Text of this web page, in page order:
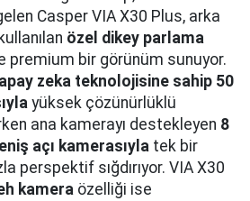
Casper VIA X30 Plus, arka
özel dikey parlama
premium bir görünüm sunuyor.
zeka teknolojisine sahip 50
yüksek çözünürlüklü
ana kamerayı destekleyen 8
açı kamerasıyla tek bir
perspektif sığdırıyor. VIA X30
kamera özelliği ise